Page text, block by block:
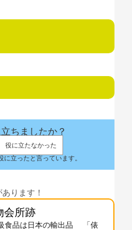
ちましたか？
役に立たなかった
立ったと言っています。
ります！
会所跡
食品は日本の輸出品 「俵